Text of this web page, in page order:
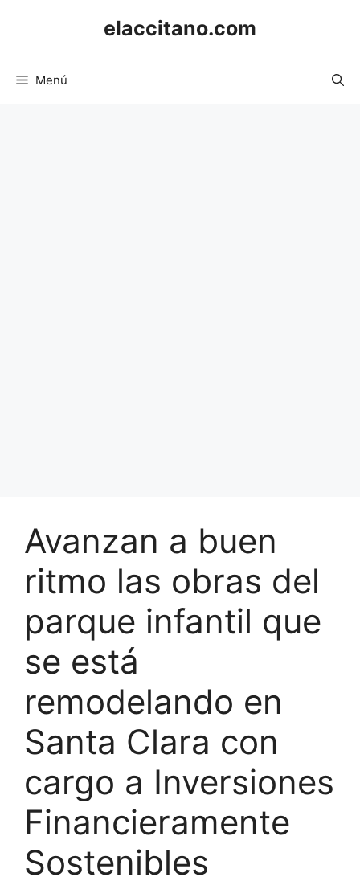
elaccitano.com
Menú
Avanzan a buen
ritmo las obras del
parque infantil que
se está
remodelando en
Santa Clara con
cargo a Inversiones
Financieramente
Sostenibles